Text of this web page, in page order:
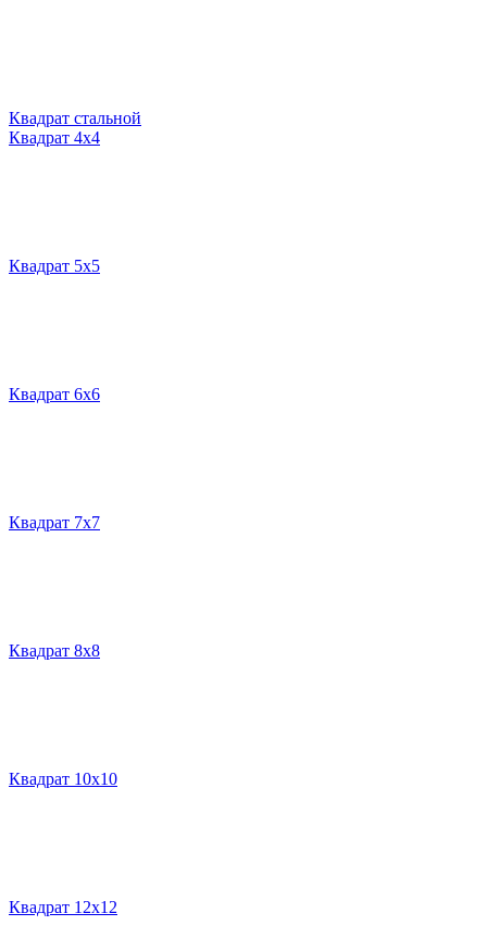
Квадрат стальной
Квадрат 4х4
Квадрат 5х5
Квадрат 6х6
Квадрат 7х7
Квадрат 8х8
Квадрат 10х10
Квадрат 12х12